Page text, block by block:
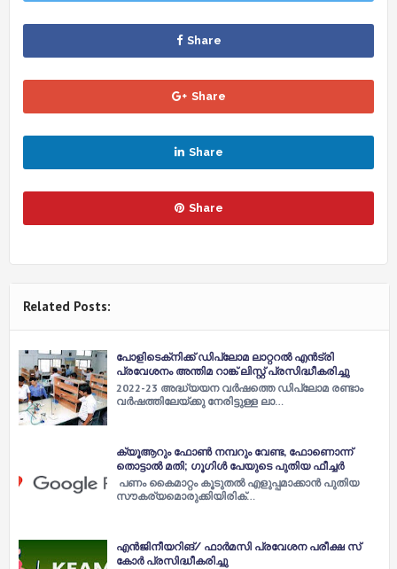
Share
Share
Share
Share
Related Posts:
പോളിടെക്‌നിക്ക് ഡിപ്ലോമ ലാറ്ററൽ എൻട്രി
പ്രവേശനം അന്തിമ റാങ്ക് ലിസ്റ്റ് പ്രസിദ്ധീകരിച്ചു
2022-23 അദ്ധ്യയന വർഷത്തെ ഡിപ്ലോമ രണ്ടാം
വർഷത്തിലേയ്ക്കു നേരിട്ടുള്ള ലാ…
ക്യൂആറും ഫോണ്‍ നമ്പറും വേണ്ട, ഫോണൊന്ന്
തൊട്ടാല്‍ മതി; ഗൂഗിൾ പേയുടെ പുതിയ ഫീച്ചര്‍
പണം കൈമാറ്റം കൂടുതല്‍ എളുപ്പമാക്കാന്‍ പുതിയ
സൗകര്യമൊരുക്കിയിരിക്…
എന്‍ജിനീയറിങ്​/ ഫാര്‍മസി പ്രവേശന പരീക്ഷ സ്​
കോര്‍ പ്രസിദ്ധീകരിച്ചു